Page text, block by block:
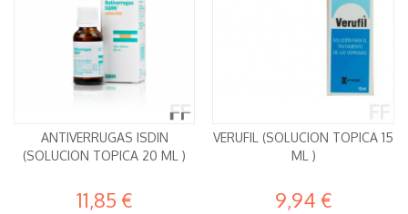
ANTIVERRUGAS ISDIN
(SOLUCION TOPICA 20 ML )
11,85 €
VERUFIL (SOLUCION TOPICA 15
ML )
9,94 €